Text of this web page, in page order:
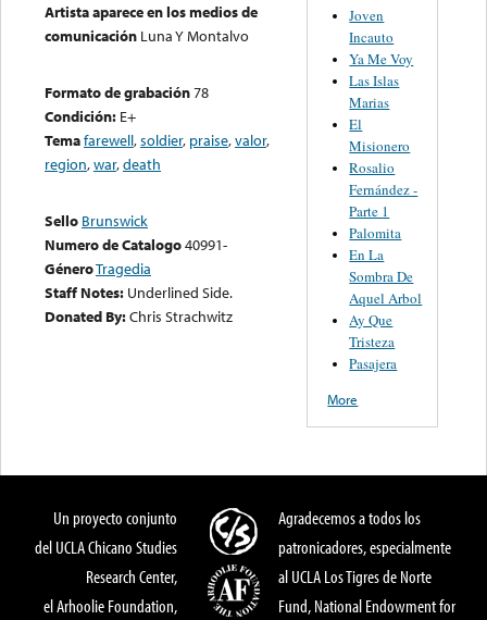
Artista aparece en los medios de
comunicación Luna Y Montalvo
Formato de grabación78
Condición: E+
Temafarewell,soldier, praise,valor,
region,war,death
Sello Brunswick
Numero de Catalogo40991-
GéneroTragedia
Staff Notes: Underlined Side.
Donated By:Chris Strachwitz
Joven
Incauto
Ya Me Voy
Las Islas
Marias
El
Misionero
Rosalio
Fernández -
Parte 1
Palomita
En La
Sombra De
Aquel Arbol
Ay Que
Tristeza
Pasajera
More
Un proyecto conjunto
del UCLA Chicano Studies
Research Center,
el Arhoolie Foundation,
Agradecemos a todos los
patronicadores, especialmente
al UCLA Los Tigres de Norte
Fund, National Endowment for